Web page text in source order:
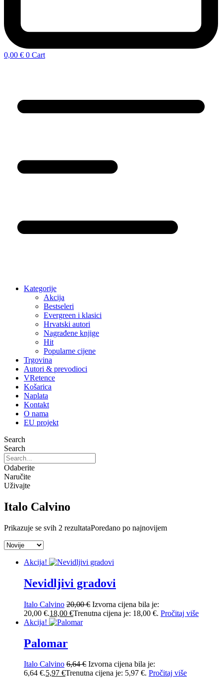
0,00 € 0 Cart
Kategorije
Akcija
Bestseleri
Evergreen i klasici
Hrvatski autori
Nagrađene knjige
Hit
Popularne cijene
Trgovina
Autori & prevodioci
VRetence
Košarica
Naplata
Kontakt
O nama
EU projekt
Search
Search
Odaberite
Naručite
Uživajte
Italo Calvino
Prikazuje se svih 2 rezultataPoredano po najnovijem
Akcija!
Nevidljivi gradovi
Italo Calvino 20,00€ Izvorna cijena bila je:
20,00 €.18,00 €Trenutna cijena je: 18,00 €. Pročitaj više
Akcija!
Palomar
Italo Calvino 6,64€ Izvorna cijena bila je:
6,64 €.5,97 €Trenutna cijena je: 5,97 €. Pročitaj više